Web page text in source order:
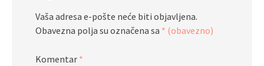
Vaša adresa e-pošte neće biti objavljena.
Obavezna polja su označena sa * (obavezno)
Komentar *